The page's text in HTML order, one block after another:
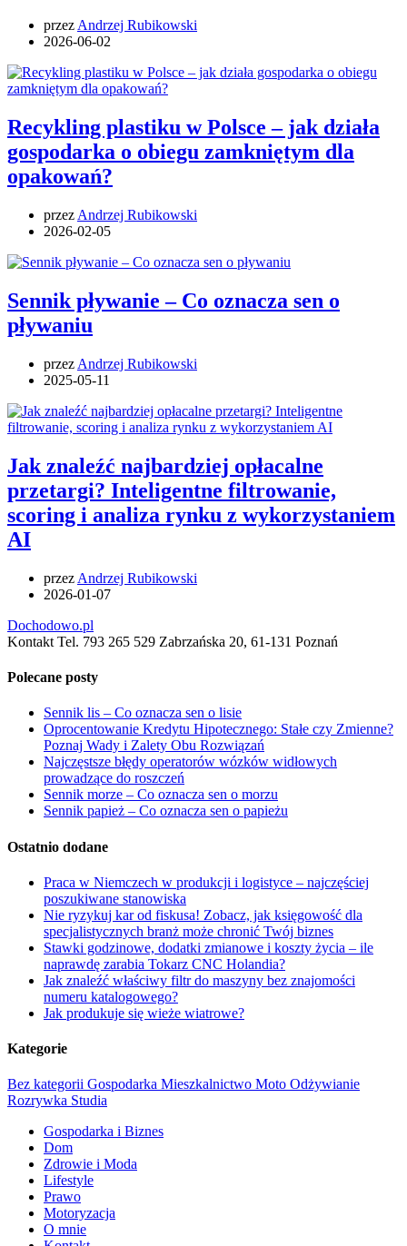
przez Andrzej Rubikowski
2026-06-02
Recykling plastiku w Polsce – jak działa
gospodarka o obiegu zamkniętym dla
opakowań?
przez Andrzej Rubikowski
2026-02-05
Sennik pływanie – Co oznacza sen o
pływaniu
przez Andrzej Rubikowski
2025-05-11
Jak znaleźć najbardziej opłacalne
przetargi? Inteligentne filtrowanie,
scoring i analiza rynku z wykorzystaniem
AI
przez Andrzej Rubikowski
2026-01-07
Dochodowo.pl
Kontakt Tel. 793 265 529 Zabrzańska 20, 61-131 Poznań
Polecane posty
Sennik lis – Co oznacza sen o lisie
Oprocentowanie Kredytu Hipotecznego: Stałe czy Zmienne?
Poznaj Wady i Zalety Obu Rozwiązań
Najczęstsze błędy operatorów wózków widłowych
prowadzące do roszczeń
Sennik morze – Co oznacza sen o morzu
Sennik papież – Co oznacza sen o papieżu
Ostatnio dodane
Praca w Niemczech w produkcji i logistyce – najczęściej
poszukiwane stanowiska
Nie ryzykuj kar od fiskusa! Zobacz, jak księgowość dla
specjalistycznych branż może chronić Twój biznes
Stawki godzinowe, dodatki zmianowe i koszty życia – ile
naprawdę zarabia Tokarz CNC Holandia?
Jak znaleźć właściwy filtr do maszyny bez znajomości
numeru katalogowego?
Jak produkuje się wieże wiatrowe?
Kategorie
Bez kategorii Gospodarka Mieszkalnictwo Moto Odżywianie
Rozrywka Studia
Gospodarka i Biznes
Dom
Zdrowie i Moda
Lifestyle
Prawo
Motoryzacja
O mnie